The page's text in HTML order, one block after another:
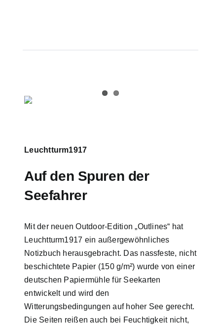
Leuchtturm1917
Auf den Spuren der
Seefahrer
Mit der neuen Outdoor-Edition „Outlines“ hat
Leuchtturm1917 ein außergewöhnliches
Notizbuch herausgebracht. Das nassfeste, nicht
beschichtete Papier (150 g/m²) wurde von einer
deutschen Papiermühle für Seekarten
entwickelt und wird den
Witterungsbedingungen auf hoher See gerecht.
Die Seiten reißen auch bei Feuchtigkeit nicht,